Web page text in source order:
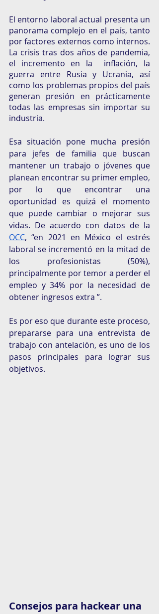
El entorno laboral actual presenta un
panorama complejo en el país, tanto
por factores externos como internos.
La crisis tras dos años de pandemia,
el incremento en la  inflación, la
guerra entre Rusia y Ucrania, así
como los problemas propios del país
generan presión en prácticamente
todas las empresas sin importar su
industria.
Esa situación pone mucha presión
para jefes de familia que buscan
mantener un trabajo o jóvenes que
planean encontrar su primer empleo,
por lo que encontrar una
oportunidad es quizá el momento
que puede cambiar o mejorar sus
OCC, “en 2021 en México el estrés
laboral se incrementó en la mitad de
los profesionistas (50%),
principalmente por temor a perder el
empleo y 34% por la necesidad de
obtener ingresos extra ”.
Es por eso que durante este proceso,
prepararse para una entrevista de
trabajo con antelación, es uno de los
pasos principales para lograr sus
objetivos.
Consejos para hackear una